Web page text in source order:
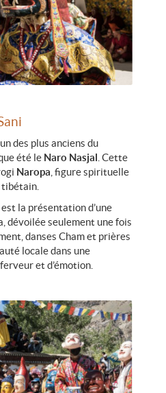
des plus anciens du
été le Naro Nasjal . Cette
Naropa , figure spirituelle
la présentation d’une
dévoilée seulement une fois
danses Cham et prières
locale dans une
et d’émotion.